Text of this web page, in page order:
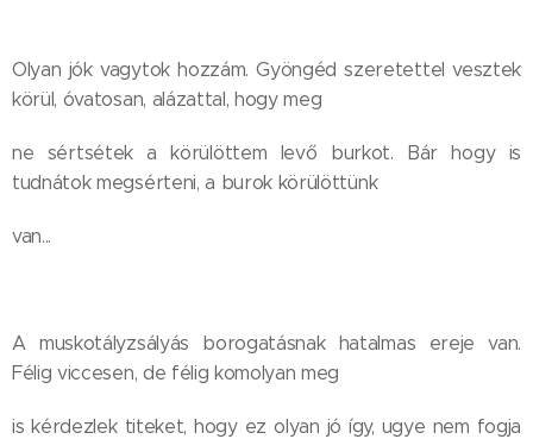
Olyan jók vagytok hozzám. Gyöngéd szeretettel vesztek
körül, óvatosan, alázattal, hogy meg
ne sértsétek a körülöttem levő burkot. Bár hogy is
tudnátok megsérteni, a burok körülöttünk
van...
A muskotályzsályás borogatásnak hatalmas ereje van.
Félig viccesen, de félig komolyan meg
is kérdezlek titeket, hogy ez olyan jó így, ugye nem fogja